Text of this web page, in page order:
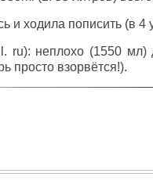
и ходила пописить (в 4
ru): неплохо (1550
просто взорвётся!).